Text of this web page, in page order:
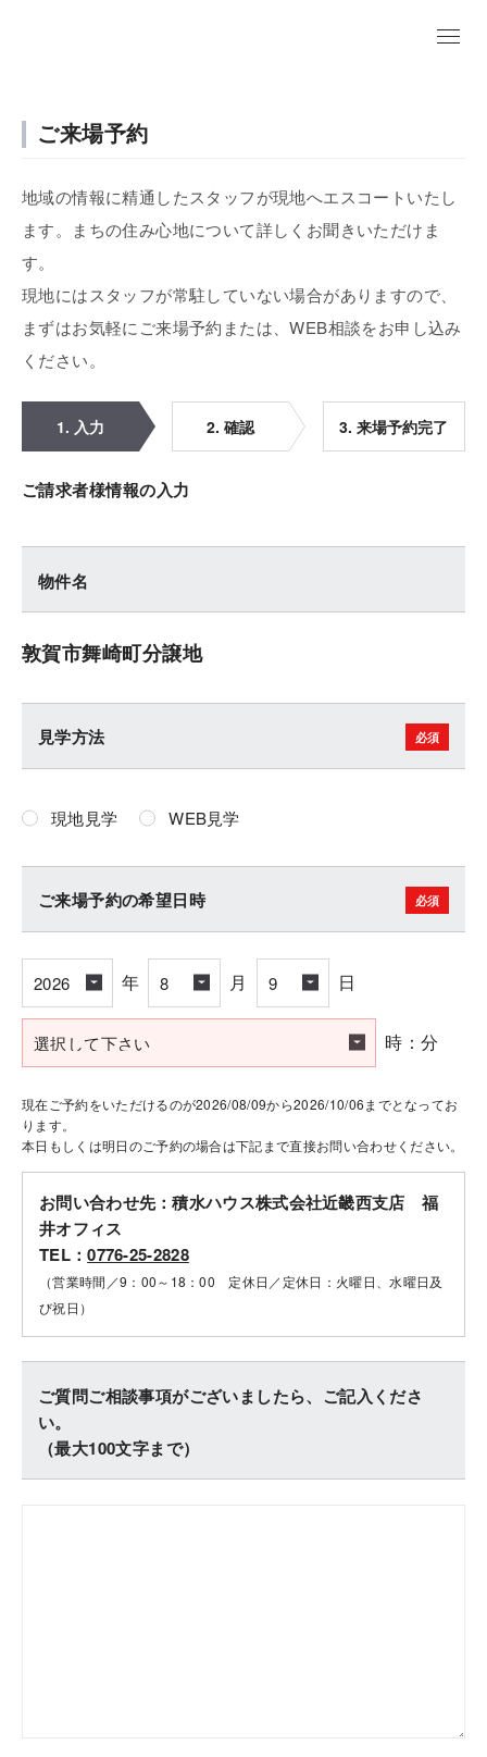
ご来場予約
地域の情報に精通したスタッフが現地へエスコートいたし
ます。まちの住み心地について詳しくお聞きいただけま
す。
現地にはスタッフが常駐していない場合がありますので、
まずはお気軽にご来場予約または、WEB相談をお申し込み
ください。
1. 入力 2. 確認 3. 来場予約完了
ご請求者様情報の入力
物件名
敦賀市舞崎町分譲地
見学方法
現地見学 WEB見学
ご来場予約の希望日時
年 月 日
時：分
現在ご予約をいただけるのが2026/08/09から2026/10/06までとなってお
ります。
本日もしくは明日のご予約の場合は下記まで直接お問い合わせください。
お問い合わせ先：積水ハウス株式会社近畿西支店 福
井オフィス
TEL：0776-25-2828
（営業時間／9：00～18：00 定休日／定休日：火曜日、水曜日及
び祝日）
ご質問ご相談事項がございましたら、ご記入くださ
い。
（最大100文字まで）